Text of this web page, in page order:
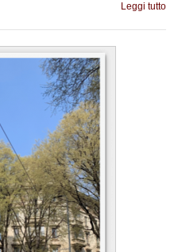
Leggi tutto